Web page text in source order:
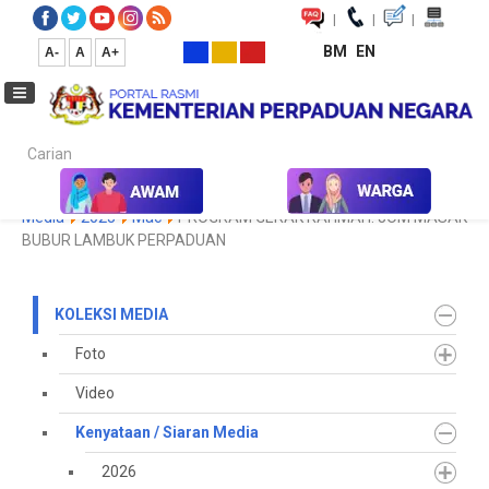
| | |
A- A A+ BM EN
Carian...
Laman Utama Media Koleksi Media
Kenyataan / Siaran
Media
2025 Mac
PROGRAM GERAK RAHMAH: JOM MASAK
BUBUR LAMBUK PERPADUAN
KOLEKSI MEDIA
Foto
Video
Kenyataan / Siaran Media
2026